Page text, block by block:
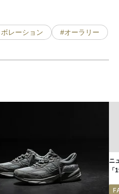
レーション
#オーラリー
ニ